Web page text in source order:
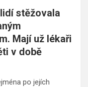
stěžovala
Mají už lékaři
v době
po jejích